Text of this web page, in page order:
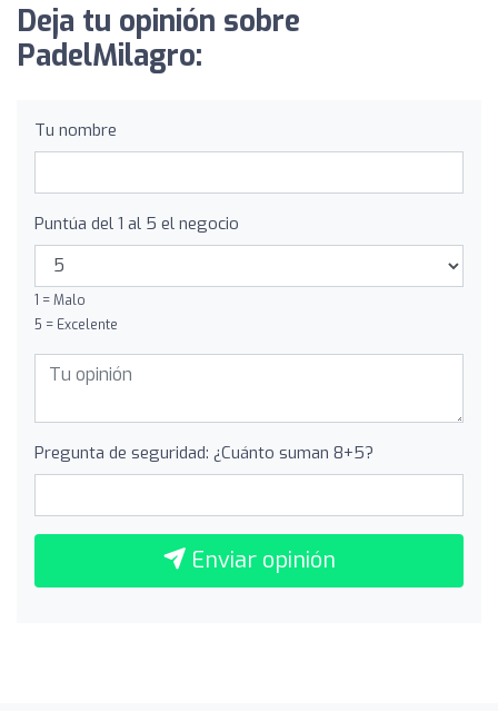
Deja tu opinión sobre
PadelMilagro:
Tu nombre
Puntúa del 1 al 5 el negocio
1 = Malo
5 = Excelente
Pregunta de seguridad: ¿Cuánto suman 8+5?
Enviar opinión